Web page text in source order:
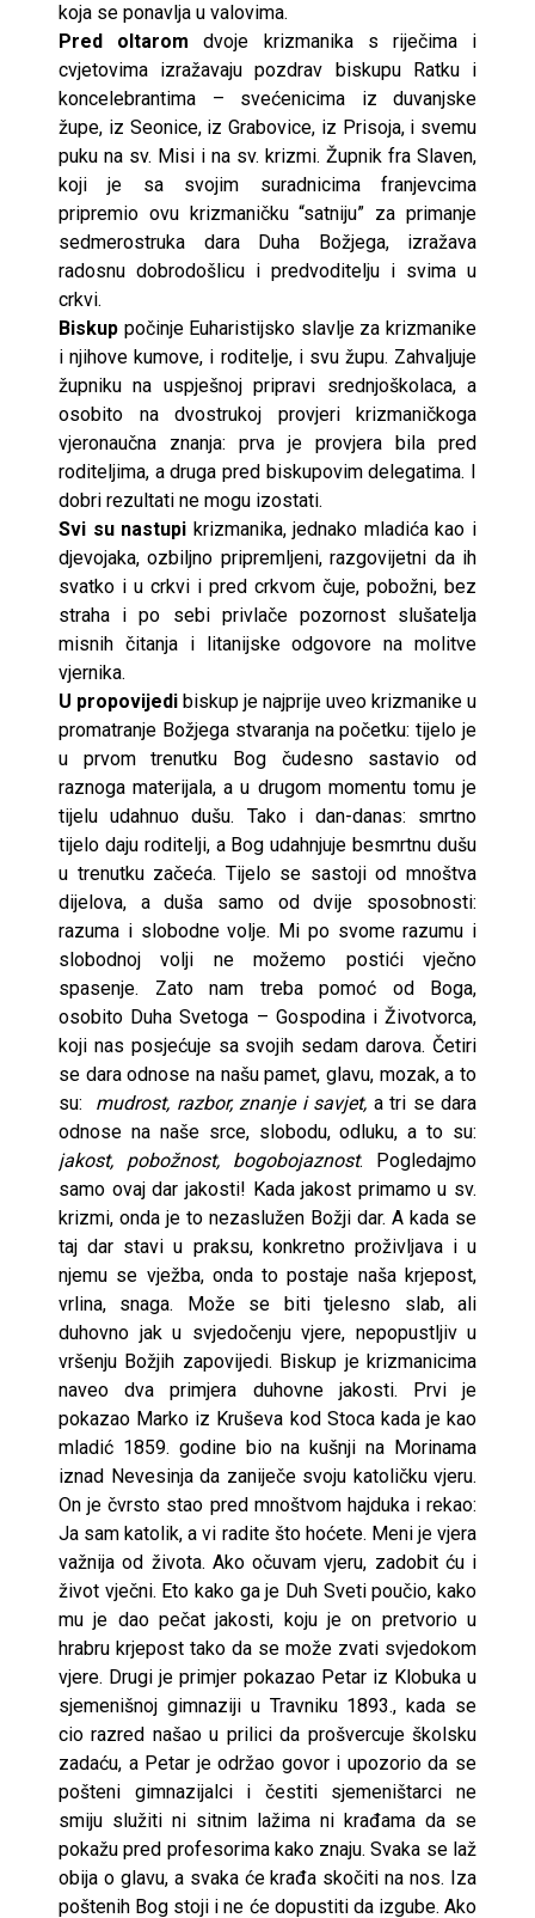
koja se ponavlja u valovima.
Pred oltarom dvoje krizmanika s riječima i
cvjetovima izražavaju pozdrav biskupu Ratku i
koncelebrantima – svećenicima iz duvanjske
župe, iz Seonice, iz Grabovice, iz Prisoja, i svemu
puku na sv. Misi i na sv. krizmi. Župnik fra Slaven,
koji je sa svojim suradnicima franjevcima
pripremio ovu krizmaničku “satniju” za primanje
sedmerostruka dara Duha Božjega, izražava
radosnu dobrodošlicu i predvoditelju i svima u
crkvi.
Biskup počinje Euharistijsko slavlje za krizmanike
i njihove kumove, i roditelje, i svu župu. Zahvaljuje
župniku na uspješnoj pripravi srednjoškolaca, a
osobito na dvostrukoj provjeri krizmaničkoga
vjeronaučna znanja: prva je provjera bila pred
roditeljima, a druga pred biskupovim delegatima. I
dobri rezultati ne mogu izostati.
Svi su nastupi krizmanika, jednako mladića kao i
djevojaka, ozbiljno pripremljeni, razgovijetni da ih
svatko i u crkvi i pred crkvom čuje, pobožni, bez
straha i po sebi privlače pozornost slušatelja
misnih čitanja i litanijske odgovore na molitve
vjernika.
U propovijedi biskup je najprije uveo krizmanike u
promatranje Božjega stvaranja na početku: tijelo je
u prvom trenutku Bog čudesno sastavio od
raznoga materijala, a u drugom momentu tomu je
tijelu udahnuo dušu. Tako i dan-danas: smrtno
tijelo daju roditelji, a Bog udahnjuje besmrtnu dušu
u trenutku začeća. Tijelo se sastoji od mnoštva
dijelova, a duša samo od dvije sposobnosti:
razuma i slobodne volje. Mi po svome razumu i
slobodnoj volji ne možemo postići vječno
spasenje. Zato nam treba pomoć od Boga,
osobito Duha Svetoga – Gospodina i Životvorca,
koji nas posjećuje sa svojih sedam darova. Četiri
se dara odnose na našu pamet, glavu, mozak, a to
su: mudrost, razbor, znanje i savjet, a tri se dara
odnose na naše srce, slobodu, odluku, a to su:
jakost, pobožnost, bogobojaznost. Pogledajmo
samo ovaj dar jakosti! Kada jakost primamo u sv.
krizmi, onda je to nezaslužen Božji dar. A kada se
taj dar stavi u praksu, konkretno proživljava i u
njemu se vježba, onda to postaje naša krjepost,
vrlina, snaga. Može se biti tjelesno slab, ali
duhovno jak u svjedočenju vjere, nepopustljiv u
vršenju Božjih zapovijedi. Biskup je krizmanicima
naveo dva primjera duhovne jakosti. Prvi je
pokazao Marko iz Kruševa kod Stoca kada je kao
mladić 1859. godine bio na kušnji na Morinama
iznad Nevesinja da zaniječe svoju katoličku vjeru.
On je čvrsto stao pred mnoštvom hajduka i rekao:
Ja sam katolik, a vi radite što hoćete. Meni je vjera
važnija od života. Ako očuvam vjeru, zadobit ću i
život vječni. Eto kako ga je Duh Sveti poučio, kako
mu je dao pečat jakosti, koju je on pretvorio u
hrabru krjepost tako da se može zvati svjedokom
vjere. Drugi je primjer pokazao Petar iz Klobuka u
sjemenišnoj gimnaziji u Travniku 1893., kada se
cio razred našao u prilici da prošvercuje školsku
zadaću, a Petar je održao govor i upozorio da se
pošteni gimnazijalci i čestiti sjemeništarci ne
smiju služiti ni sitnim lažima ni krađama da se
pokažu pred profesorima kako znaju. Svaka se laž
obija o glavu, a svaka će krađa skočiti na nos. Iza
poštenih Bog stoji i ne će dopustiti da izgube. Ako